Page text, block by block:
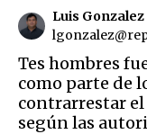
Luis Gonzalez
Tes hombres
como parte de
contrarrestar
según las